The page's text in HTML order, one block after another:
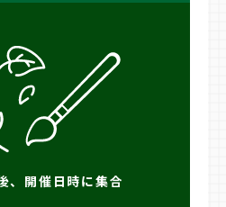
、開催日時に集合